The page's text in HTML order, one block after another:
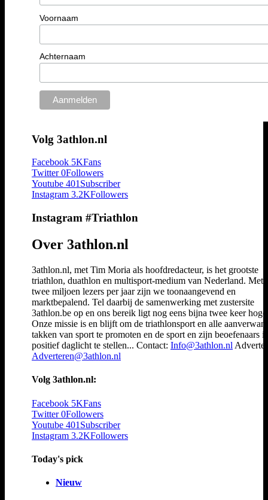
Voornaam
Achternaam
Volg 3athlon.nl
Facebook 5KFans
Twitter 0Followers
Youtube 401Subscriber
Instagram 3.2KFollowers
Instagram #Triathlon
Over 3athlon.nl
3athlon.nl, met Tim Moria als hoofdredacteur, is het grootste
triathlon, duathlon en multisport-medium van Nederland. Met
twee miljoen lezers per jaar zijn we toonaangevend en
marktbepalend. Tel daarbij de samenwerking met zustersite
3athlon.be op en ons bereik ligt nog eens bijna twee keer
Onze missie is en blijft om de triathlonsport en alle
takken van sport te promoten en de sport en zijn beoefenaars
positief daglicht te stellen... Contact: Info@3athlon.nl
Adverteren@3athlon.nl
Volg 3athlon.nl:
Facebook 5KFans
Twitter 0Followers
Youtube 401 Subscriber
Instagram 3.2KFollowers
Today's pick
Nieuw